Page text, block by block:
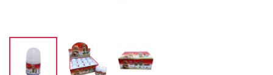
水光逆時系列保養品